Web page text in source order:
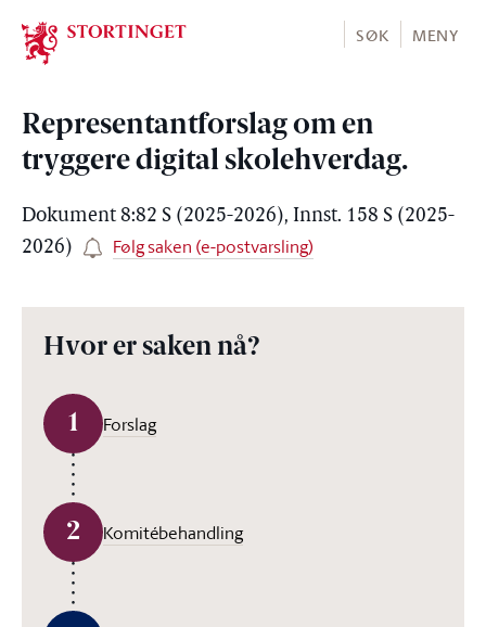
Stortinget.no
SØK MENY
Representantforslag om en
tryggere digital skolehverdag.
Dokument 8:82 S (2025-2026), Innst. 158 S (2025-
2026)
Følg saken (e-postvarsling)
Hvor er saken nå?
1 Forslag
2 Komitébehandling